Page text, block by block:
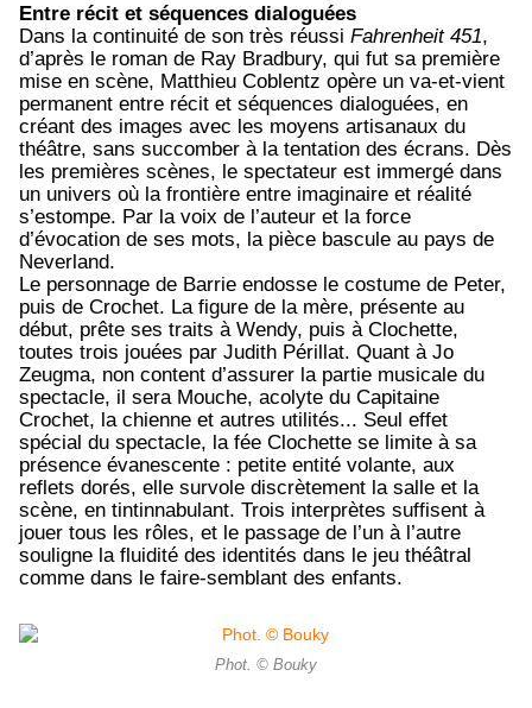
Entre récit et séquences dialoguées
Dans la continuité de son très réussi Fahrenheit 451,
d’après le roman de Ray Bradbury, qui fut sa première
mise en scène, Matthieu Coblentz opère un va-et-vient
permanent entre récit et séquences dialoguées, en
créant des images avec les moyens artisanaux du
théâtre, sans succomber à la tentation des écrans. Dès
les premières scènes, le spectateur est immergé dans
un univers où la frontière entre imaginaire et réalité
s’estompe. Par la voix de l’auteur et la force
d’évocation de ses mots, la pièce bascule au pays de
Neverland.
Le personnage de Barrie endosse le costume de Peter,
puis de Crochet. La figure de la mère, présente au
début, prête ses traits à Wendy, puis à Clochette,
toutes trois jouées par Judith Périllat. Quant à Jo
Zeugma, non content d’assurer la partie musicale du
spectacle, il sera Mouche, acolyte du Capitaine
Crochet, la chienne et autres utilités... Seul effet
spécial du spectacle, la fée Clochette se limite à sa
présence évanescente : petite entité volante, aux
reflets dorés, elle survole discrètement la salle et la
scène, en tintinnabulant. Trois interprètes suffisent à
jouer tous les rôles, et le passage de l’un à l’autre
souligne la fluidité des identités dans le jeu théâtral
comme dans le faire-semblant des enfants.
Phot. © Bouky